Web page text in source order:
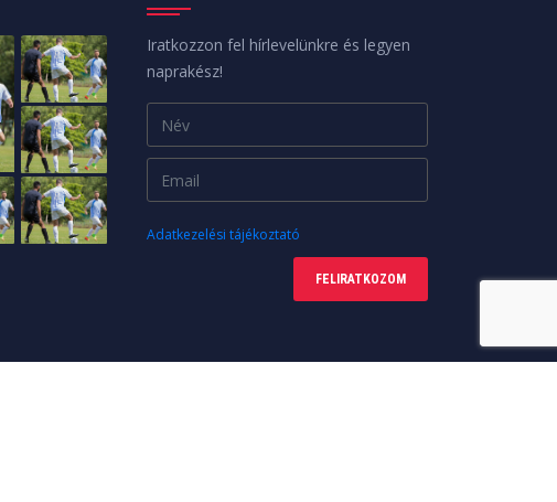
Iratkozzon fel hírlevelünkre és legyen
naprakész!
Adatkezelési tájékoztató
FELIRATKOZOM